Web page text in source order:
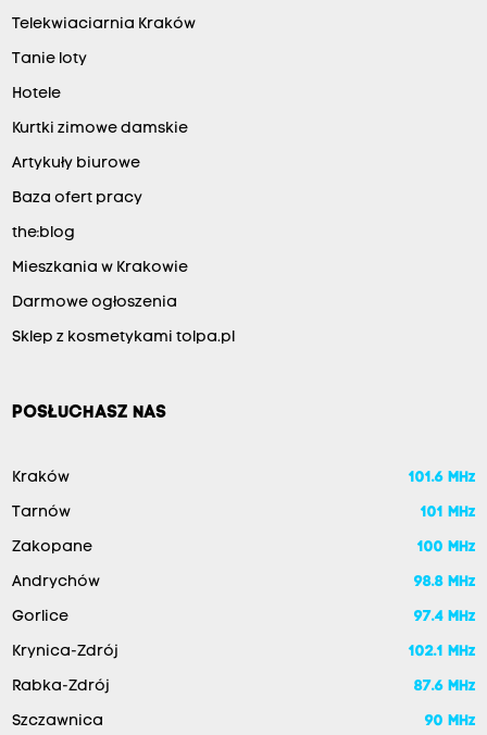
Telekwiaciarnia Kraków
Tanie loty
Hotele
Kurtki zimowe damskie
Artykuły biurowe
Baza ofert pracy
the:blog
Mieszkania w Krakowie
Darmowe ogłoszenia
Sklep z kosmetykami tolpa.pl
POSŁUCHASZ NAS
Kraków 101.6 MHz
Tarnów 101 MHz
Zakopane 100 MHz
Andrychów 98.8 MHz
Gorlice 97.4 MHz
Krynica-Zdrój 102.1 MHz
Rabka-Zdrój 87.6 MHz
Szczawnica 90 MHz